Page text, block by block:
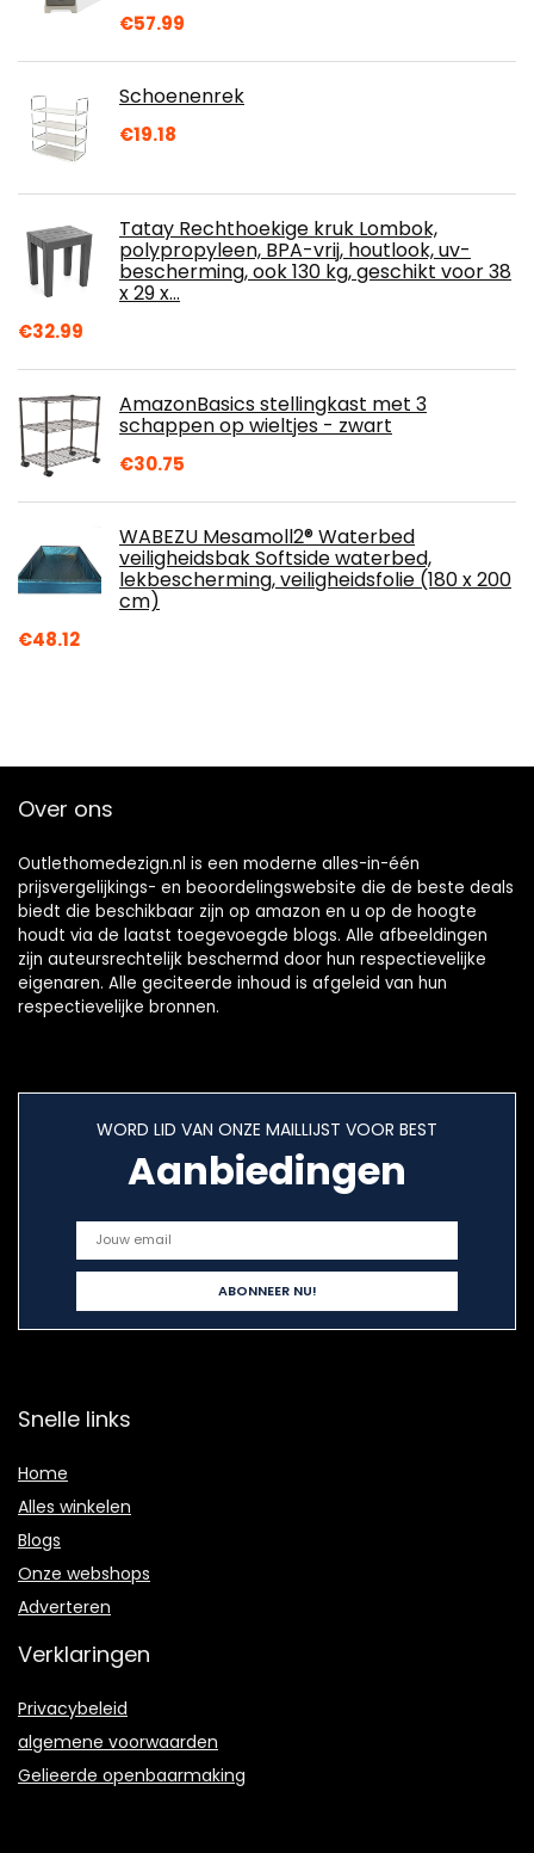
€57.99
Schoenenrek
€19.18
Tatay Rechthoekige kruk Lombok,
polypropyleen, BPA-vrij, houtlook, uv-
bescherming, ook 130 kg, geschikt voor 38
x 29 x…
€32.99
AmazonBasics stellingkast met 3
schappen op wieltjes - zwart
€30.75
WABEZU Mesamoll2® Waterbed
veiligheidsbak Softside waterbed,
lekbescherming, veiligheidsfolie (180 x 200
cm)
€48.12
Over ons
Outlethomedezign.nl is een moderne alles-in-één
prijsvergelijkings- en beoordelingswebsite die de beste deals
biedt die beschikbaar zijn op amazon en u op de hoogte
houdt via de laatst toegevoegde blogs. Alle afbeeldingen
zijn auteursrechtelijk beschermd door hun respectievelijke
eigenaren. Alle geciteerde inhoud is afgeleid van hun
respectievelijke bronnen.
WORD LID VAN ONZE MAILLIJST VOOR BEST
Aanbiedingen
Snelle links
Home
Alles winkelen
Blogs
Onze webshops
Adverteren
Verklaringen
Privacybeleid
algemene voorwaarden
Gelieerde openbaarmaking